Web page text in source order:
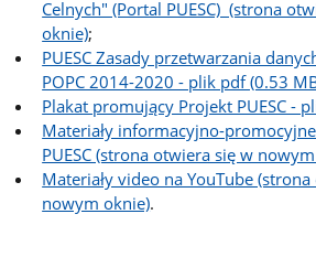
Celnych" (Portal PUESC) (strona
oknie);
PUESC Zasady przetwarzania
POPC 2014-2020 - plik pdf (0.53
Plakat promujący Projekt PUESC -
Materiały informacyjno-
PUESC (strona otwiera się w
Materiały video na YouTube
nowym oknie).